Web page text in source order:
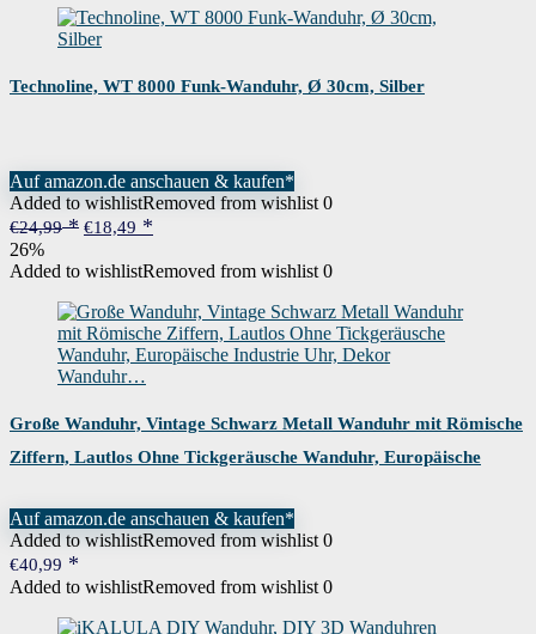
Technoline, WT 8000 Funk-Wanduhr, Ø 30cm, Silber
Auf amazon.de anschauen & kaufen*
Added to wishlistRemoved from wishlist 0
€24,99
Ursprünglicher
war:
€24,99
€18,49
ist:
€18,49.
26%
Added to wishlistRemoved from wishlist 0
Große Wanduhr, Vintage Schwarz Metall Wanduhr mit Römische
Ziffern, Lautlos Ohne Tickgeräusche Wanduhr, Europäische
Auf amazon.de anschauen & kaufen*
Added to wishlistRemoved from wishlist 0
€40,99
Added to wishlistRemoved from wishlist 0